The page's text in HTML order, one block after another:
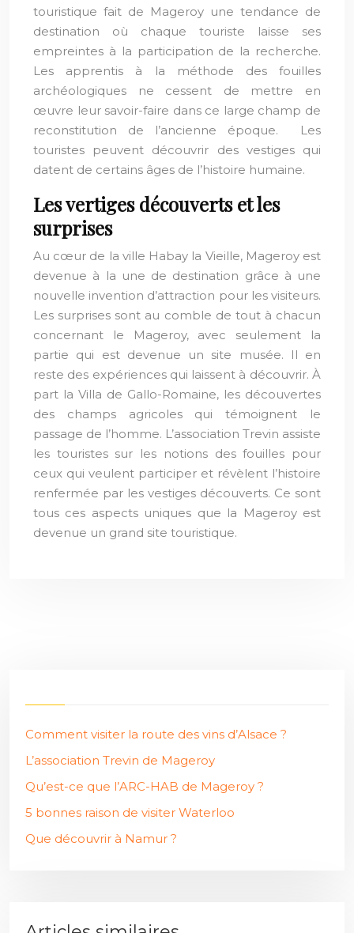
touristique fait de Mageroy une tendance de
destination où chaque touriste laisse ses
empreintes à la participation de la recherche.
Les apprentis à la méthode des fouilles
archéologiques ne cessent de mettre en
œuvre leur savoir-faire dans ce large champ de
reconstitution de l’ancienne époque. Les
touristes peuvent découvrir des vestiges qui
datent de certains âges de l’histoire humaine.
Les vertiges découverts et les
surprises
Au cœur de la ville Habay la Vieille, Mageroy est
devenue à la une de destination grâce à une
nouvelle invention d’attraction pour les visiteurs.
Les surprises sont au comble de tout à chacun
concernant le Mageroy, avec seulement la
partie qui est devenue un site musée. Il en
reste des expériences qui laissent à découvrir. À
part la Villa de Gallo-Romaine, les découvertes
des champs agricoles qui témoignent le
passage de l’homme. L’association Trevin assiste
les touristes sur les notions des fouilles pour
ceux qui veulent participer et révèlent l’histoire
renfermée par les vestiges découverts. Ce sont
tous ces aspects uniques que la Mageroy est
devenue un grand site touristique.
Comment visiter la route des vins d’Alsace ?
L’association Trevin de Mageroy
Qu’est-ce que l’ARC-HAB de Mageroy ?
5 bonnes raison de visiter Waterloo
Que découvrir à Namur ?